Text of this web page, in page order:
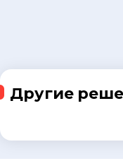
Другие